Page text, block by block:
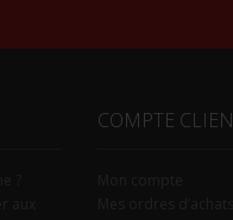
COMPTE